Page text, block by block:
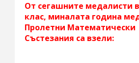
От сегашните медалисти в
клас, миналата година
Пролетни Математически
Състезания са взели: